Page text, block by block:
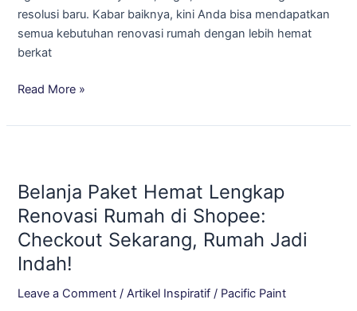
resolusi baru. Kabar baiknya, kini Anda bisa mendapatkan
semua kebutuhan renovasi rumah dengan lebih hemat
berkat
Read More »
Belanja Paket Hemat Lengkap
Renovasi Rumah di Shopee:
Checkout Sekarang, Rumah Jadi
Indah!
Leave a Comment /Artikel Inspiratif / Pacific Paint
Hemat
Lengkap
Renovasi
Rumah
di
Shopee: